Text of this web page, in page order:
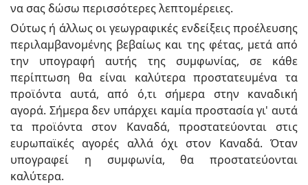
να σας δώσω περισσότερες λεπτομέρειες.
Ούτως ή άλλως οι γεωγραφικές ενδείξεις προέλευσης
περιλαμβανομένης βεβαίως και της φέτας, μετά από
την υπογραφή αυτής της συμφωνίας, σε κάθε
περίπτωση θα είναι καλύτερα προστατευμένα τα
προϊόντα αυτά, από ό,τι σήμερα στην καναδική
αγορά. Σήμερα δεν υπάρχει καμία προστασία γι' αυτά
τα προϊόντα στον Καναδά, προστατεύονται στις
ευρωπαϊκές αγορές αλλά όχι στον Καναδά. Όταν
υπογραφεί η συμφωνία, θα προστατεύονται
καλύτερα.